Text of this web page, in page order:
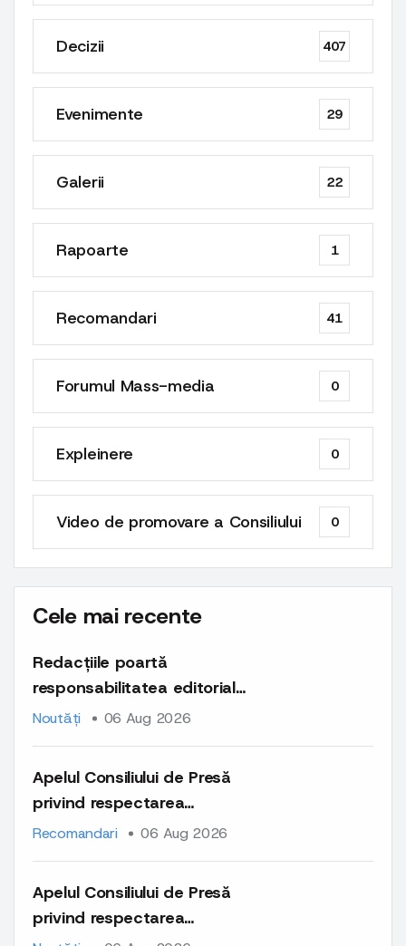
Decizii 407
Evenimente 29
Galerii 22
Rapoarte 1
Recomandari 41
Forumul Mass-media 0
Expleinere 0
Video de promovare a Consiliului 0
Cele mai recente
Redacțiile poartă
responsabilitatea editorială
și deontologică pentru
Noutăți 06 Aug 2026
Apelul Consiliului de Presă
privind respectarea
normelor deontologice la
comunicatelor de presă
Recomandari 06 Aug 2026
Apelul Consiliului de Presă
privind respectarea